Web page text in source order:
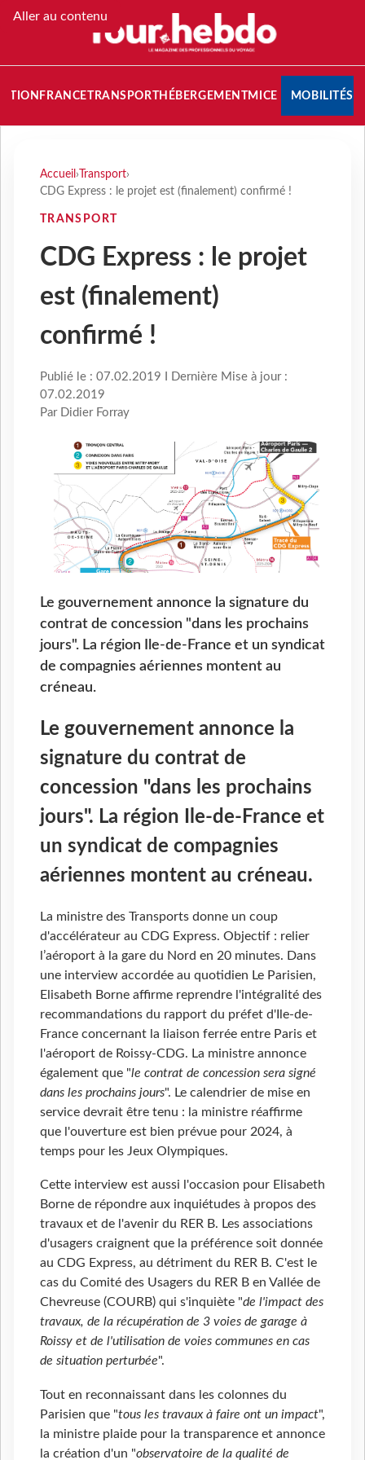
Aller au contenu
FRANCETRANSPORT HÉBERGEMENTMICE MOBILITÉS
Accueil › Transport›
CDG Express : le projet est (finalement) confirmé !
TRANSPORT
CDG Express : le projet
est (finalement)
confirmé !
Publié le : 07.02.2019 I Dernière Mise à jour :
07.02.2019
Par Didier Forray
Le gouvernement annonce la signature du
contrat de concession "dans les prochains
jours". La région Ile-de-France et un syndicat
de compagnies aériennes montent au
créneau.
Le gouvernement annonce la
signature du contrat de
concession "dans les prochains
jours". La région Ile-de-France et
un syndicat de compagnies
aériennes montent au créneau.
La ministre des Transports donne un coup
d'accélérateur au CDG Express. Objectif : relier
l’aéroport à la gare du Nord en 20 minutes. Dans
une interview accordée au quotidien Le Parisien,
Elisabeth Borne affirme reprendre l'intégralité des
recommandations du rapport du préfet d'Ile-de-
France concernant la liaison ferrée entre Paris et
l'aéroport de Roissy-CDG. La ministre annonce
également que "le contrat de concession sera signé
dans les prochains jours". Le calendrier de mise en
service devrait être tenu : la ministre réaffirme
que l'ouverture est bien prévue pour 2024, à
temps pour les Jeux Olympiques.
Cette interview est aussi l'occasion pour Elisabeth
Borne de répondre aux inquiétudes à propos des
travaux et de l'avenir du RER B. Les associations
d'usagers craignent que la préférence soit donnée
au CDG Express, au détriment du RER B. C'est le
cas du Comité des Usagers du RER B en Vallée de
Chevreuse (COURB) qui s'inquiète "de l'impact des
travaux, de la récupération de 3 voies de garage à
Roissy et de l'utilisation de voies communes en cas
de situation perturbée".
Tout en reconnaissant dans les colonnes du
Parisien que "tous les travaux à faire ont un impact",
la ministre plaide pour la transparence et annonce
la création d'un "observatoire de la qualité de